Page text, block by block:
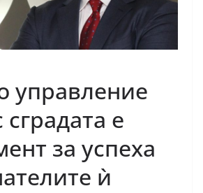
управление
е
за успеха
ѝ